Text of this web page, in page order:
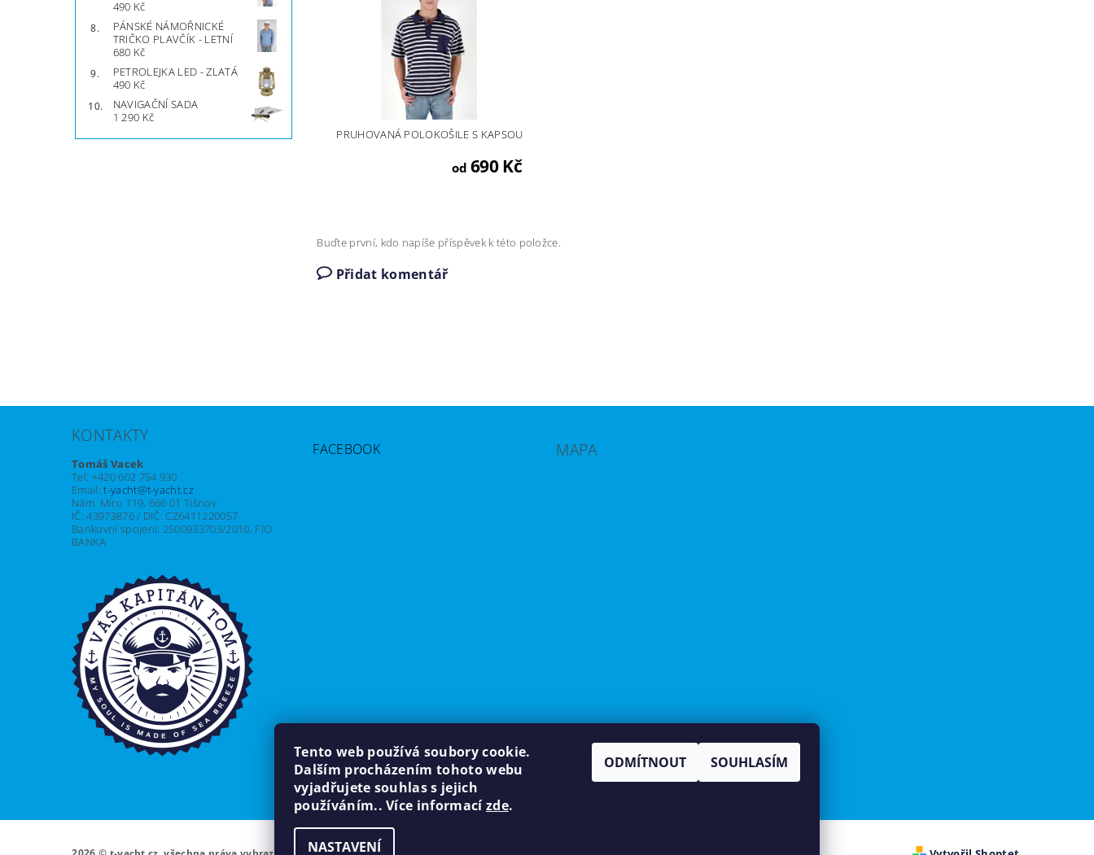
490 Kč
PÁNSKÉ NÁMOŘNICKÉ
TRIČKO PLAVČÍK - LETNÍ
680 Kč
PETROLEJKA LED - ZLATÁ
490 Kč
NAVIGAČNÍ SADA
1 290 Kč
PRUHOVANÁ POLOKOŠILE S KAPSOU
od 690 Kč
Buďte první, kdo napíše příspěvek k této položce.
Přidat komentář
KONTAKTY
Tomáš Vacek
Tel: +420 602 754 930
Email:t-yacht@t-yacht.cz
Nám. Míru 119, 666 01 Tišnov
IČ: 43973876 / DIČ: CZ6411220057
Bankovní spojení: 2500933703/2010, FIO
BANKA
FACEBOOK MAPA
Tento web používá soubory cookie.
Dalším procházením tohoto webu
vyjadřujete souhlas s jejich
používáním.. Více informacízde.
NASTAVENÍ
ODMÍTNOUT SOUHLASÍM